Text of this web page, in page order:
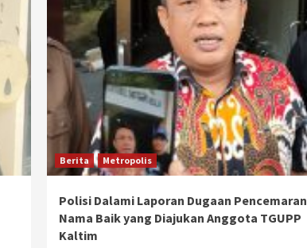
Berita Metropolis
Polisi Dalami Laporan Dugaan Pencemaran
Nama Baik yang Diajukan Anggota TGUPP
Kaltim